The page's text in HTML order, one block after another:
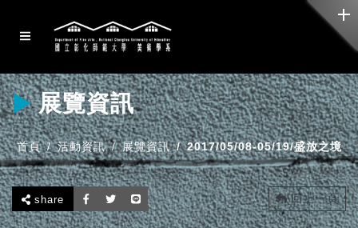
展覽資訊
首頁 活動資訊 展覽資訊 2017/05/08-05/19/盛放之境
share 回上一頁